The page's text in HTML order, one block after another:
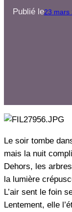
Publié le23 mars
Le soir tombe
mais la nuit
Dehors, les
la lumière
L’air sent le foin
Lentement, elle